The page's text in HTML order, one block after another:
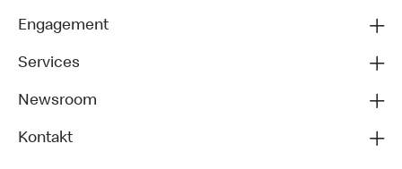
Engagement
Services
Newsroom
Kontakt